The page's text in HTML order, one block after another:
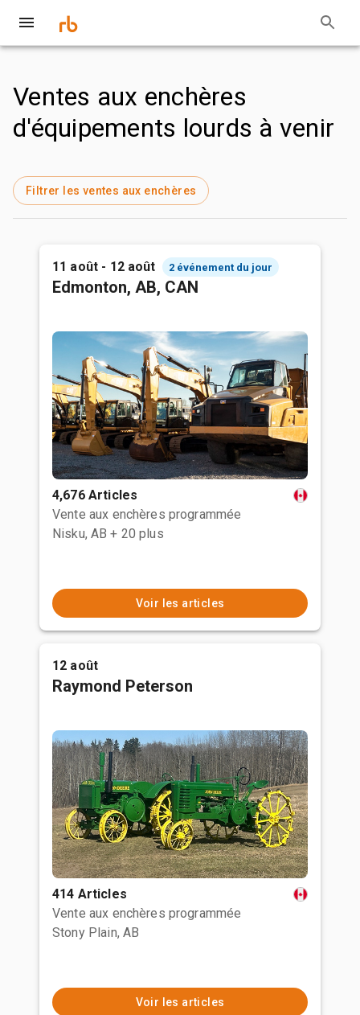
Ventes aux enchères
d'équipements lourds à venir
Filtrer les ventes aux enchères
11 août - 12 août 2 événement du jour
Edmonton, AB, CAN
4,676 Articles
Vente aux enchères programmée
Nisku, AB + 20 plus
Voir les articles
12 août
Raymond Peterson
414 Articles
Vente aux enchères programmée
Stony Plain, AB
Voir les articles